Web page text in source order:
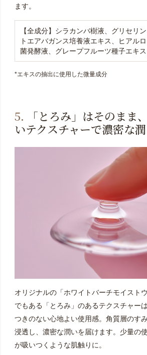
ます。
【全成分】シラカンバ樹液、グリセリ
トエアバガンス培養液エキス、ヒアル
菌発酵液、グレープフルーツ種子エキ
*エキスの抽出に使用した微量成分
5. 「とろみ」はそのまま
いテクスチャーで濃密な
オリジナルの「ホワイトバーチモイスト
でもある「とろみ」のあるテクスチャー
つきのない心地よい使用感。角質層のす
浸透し、濃密な潤いを届けます。少量の
が吸いつくような肌触りに。